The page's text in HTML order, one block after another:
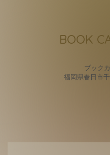
BOOK
ブック
福岡県春日市